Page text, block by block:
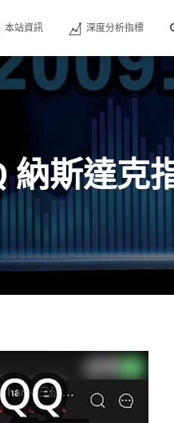
本站資訊 深度分析指標
納斯達克